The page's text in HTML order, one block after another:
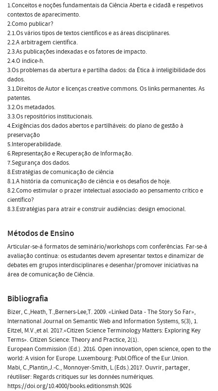
1.Conceitos e noções fundamentais da Ciência Aberta e cidadã e respetivos
contextos de aparecimento.
2.Como publicar?
2.1.Os vários tipos de textos científicos e as áreas disciplinares.
2.2.A arbitragem científica.
2.3.As publicações indexadas e os fatores de impacto.
2.4.O índice-h.
3.Os problemas da abertura e partilha dados: da Ética à inteligibilidade dos
dados.
3.1.Direitos de Autor e licenças creative commons. Os links permanentes. As
patentes.
3.2.Os metadados.
3.3.Os repositórios institucionais.
4.Exigências dos dados abertos e partilháveis: do plano de gestão à
preservação
5.Interoperabilidade.
6.Representação e Recuperação de Informação.
7.Segurança dos dados.
8.Estratégias de comunicação de ciência
8.1.A história da comunicação de ciência e os desafios de hoje.
8.2.Como estimular o prazer intelectual associado ao pensamento crítico e
científico?
8.3.Estratégias para atrair e construir audiências: design emocional.
Métodos de Ensino
Articular-se-á formatos de seminário/workshops com conferências. Far-se-á
avaliação contínua: os estudantes devem apresentar textos e dinamizar de
debates em grupos interdisciplinares e desenhar/promover iniciativas na
área de comunicação de Ciência.
Bibliografia
Bizer, C.,Heath, T.,Berners-Lee,T. 2009. «Linked Data - The Story So Far»,
International Journal on Semantic Web and Information Systems, 5(3), 1.
Eitzel, M.V.,et al. 2017.«Citizen Science Terminology Matters: Exploring Key
Terms». Citizen Science: Theory and Practice, 2(1).
European Commission (Ed.). 2016. Open innovation, open science, open to the
world: A vision for Europe. Luxembourg: Publ.Office of the Eur.Union.
Mabi, C.,Plantin,J.-C., Monnoyer-Smith, L.(Eds.).2017. Ouvrir, partager,
réutiliser: Regards critiques sur les données numériques.
https://doi.org/10.4000/books.editionsmsh.9026